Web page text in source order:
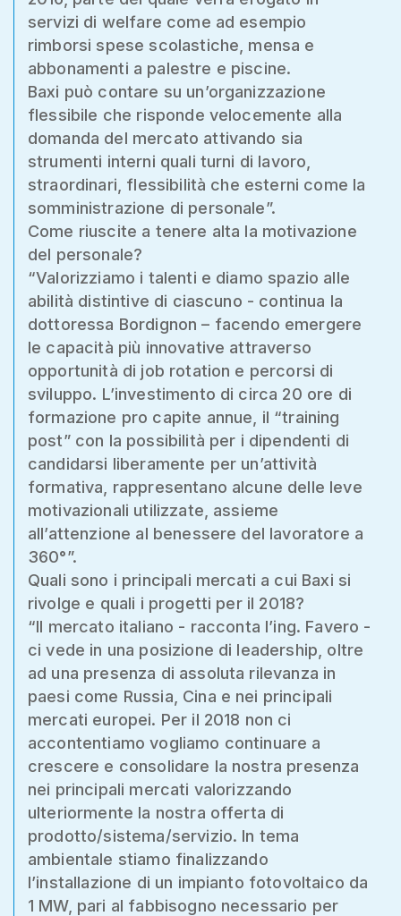
servizi di welfare come ad esempio
rimborsi spese scolastiche, mensa e
abbonamenti a palestre e piscine.
Baxi può contare su un’organizzazione
flessibile che risponde velocemente alla
domanda del mercato attivando sia
strumenti interni quali turni di lavoro,
straordinari, flessibilità che esterni come la
somministrazione di personale”.
Come riuscite a tenere alta la motivazione
del personale?
“Valorizziamo i talenti e diamo spazio alle
abilità distintive di ciascuno - continua la
dottoressa Bordignon – facendo emergere
le capacità più innovative attraverso
opportunità di job rotation e percorsi di
sviluppo. L’investimento di circa 20 ore di
formazione pro capite annue, il “training
post” con la possibilità per i dipendenti di
candidarsi liberamente per un’attività
formativa, rappresentano alcune delle leve
motivazionali utilizzate, assieme
all’attenzione al benessere del lavoratore a
360°”.
Quali sono i principali mercati a cui Baxi si
rivolge e quali i progetti per il 2018?
“Il mercato italiano - racconta l’ing. Favero -
ci vede in una posizione di leadership, oltre
ad una presenza di assoluta rilevanza in
paesi come Russia, Cina e nei principali
mercati europei. Per il 2018 non ci
accontentiamo vogliamo continuare a
crescere e consolidare la nostra presenza
nei principali mercati valorizzando
ulteriormente la nostra offerta di
prodotto/sistema/servizio. In tema
ambientale stiamo finalizzando
l’installazione di un impianto fotovoltaico da
1 MW, pari al fabbisogno necessario per